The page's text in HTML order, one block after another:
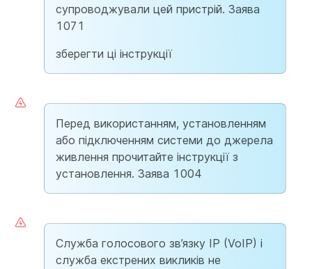
супроводжували цей пристрій. Заява
1071
зберегти ці інструкції
Перед використанням, установленням
або підключенням системи до джерела
живлення прочитайте інструкції з
установлення. Заява 1004
Служба голосового зв’язку IP (VoIP) і
служба екстрених викликів не